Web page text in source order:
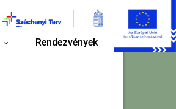
Rendezvények